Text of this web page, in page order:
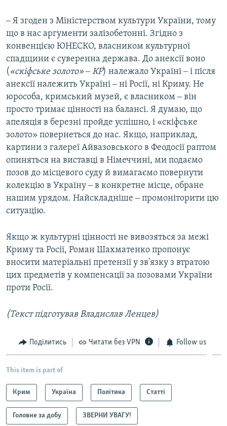
‒ Я згоден з Міністерством культури України, тому
що в нас аргументи залізобетонні. Згідно з
конвенцією ЮНЕСКО, власником культурної
спадщини є суверенна держава. До анексії воно
( «скіфське золото» ‒ КР) належало Україні ‒ і після
анексії належить Україні ‒ ні Росії, ні Криму. Не
юрособа, кримський музей, є власником ‒ він
просто тримає цінності на балансі. Я думаю, що
апеляція в березні пройде успішно, і «скіфське
золото» повернеться до нас. Якщо, наприклад,
картини з галереї Айвазовського в Феодосії раптом
опиняться на виставці в Німеччині, ми подаємо
позов до місцевого суду й вимагаємо повернути
колекцію в Україну ‒ в конкретне місце, обране
нашим урядом. Найскладніше ‒ промоніторити цю
ситуацію.
Якщо ж культурні цінності не вивозяться за межі
Криму та Росії, Роман Шахматенко пропонує
вносити матеріальні претензії у зв'язку з втратою
цих предметів у компенсації за позовами України
проти Росії.
(Текст підготував Владислав Ленцев)
Поділитись Читати без VPN Follow us
This item is part of
Крим Україна Політика Статті
Головне за добу ЗВЕРНИ УВАГУ!